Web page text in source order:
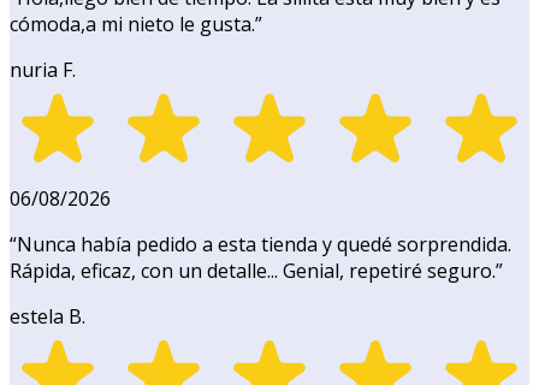
cómoda,a mi nieto le gusta.”
nuria F.
06/08/2026
“Nunca había pedido a esta tienda y quedé sorprendida.
Rápida, eficaz, con un detalle... Genial, repetiré seguro.”
estela B.